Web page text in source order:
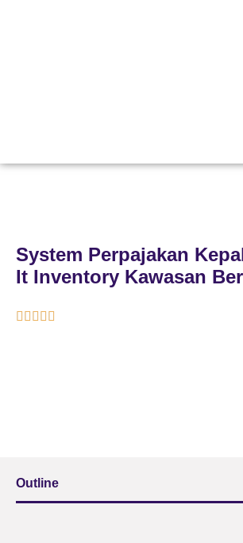
System Perpajakan
It Inventory Kawasan
    
Outline